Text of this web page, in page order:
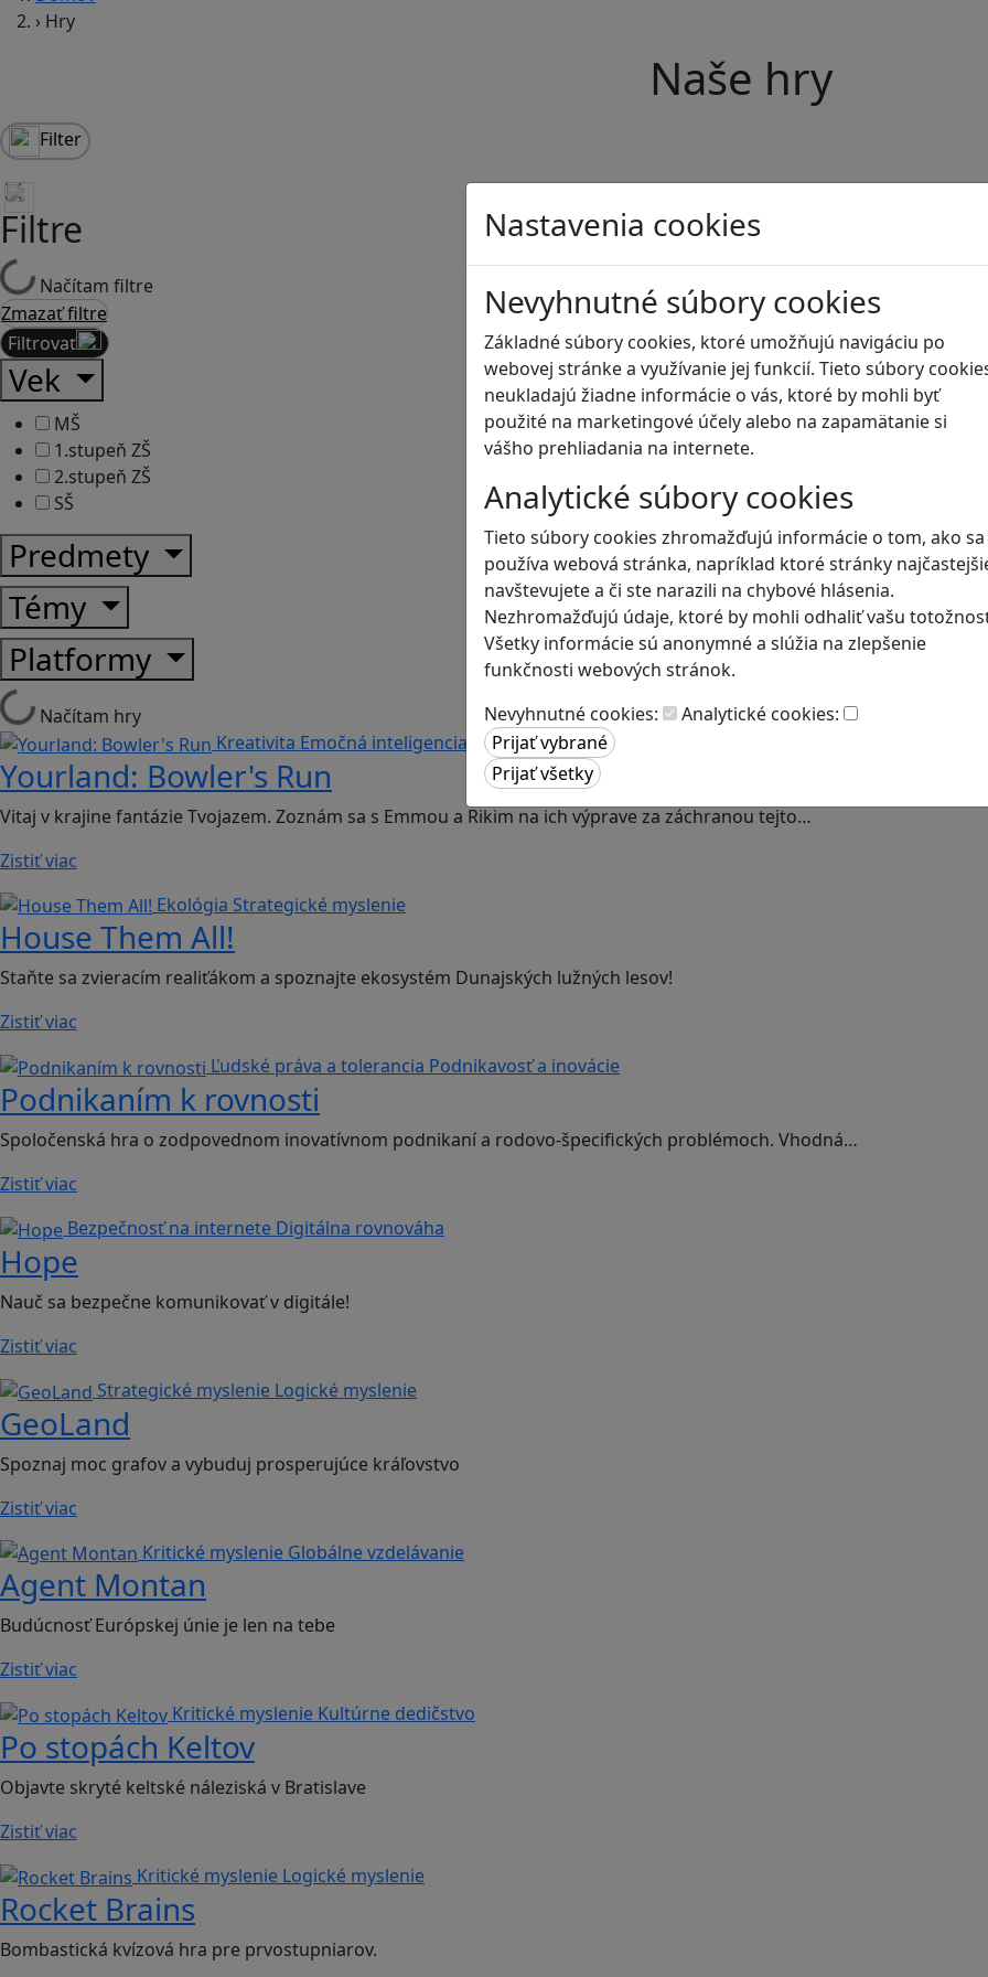
Nastavenia cookies
Nevyhnutné súbory cookies
Základné súbory cookies, ktoré umožňujú navigáciu po
webovej stránke a využívanie jej funkcií. Tieto súbory
neukladajú žiadne informácie o vás, ktoré by mohli byť
použité na marketingové účely alebo na zapamätanie si
vášho prehliadania na internete.
Analytické súbory cookies
Tieto súbory cookies zhromažďujú informácie o tom, ako sa
používa webová stránka, napríklad ktoré stránky
navštevujete a či ste narazili na chybové hlásenia.
Nezhromažďujú údaje, ktoré by mohli odhaliť vašu
Všetky informácie sú anonymné a slúžia na zlepšenie
funkčnosti webových stránok.
Nevyhnutné cookies:
Analytické cookies:
› Hry
Naše hry
Filter
Filtre
Načítam filtre
Zmazať filtre
Filtrovať
Vek
MŠ
1.stupeň ZŠ
2.stupeň ZŠ
SŠ
Predmety
Témy
Platformy
Načítam hry
Kreativita Emočná inteligencia
Yourland: Bowler's Run
Vitaj v krajine fantázie Tvojazem. Zoznám sa s Emmou a Rikim na ich výprave za záchranou tejto…
Zistiť viac
Ekológia Strategické myslenie
House Them All!
Staňte sa zvieracím realiťákom a spoznajte ekosystém Dunajských lužných lesov!
Zistiť viac
Ľudské práva a tolerancia Podnikavosť a inovácie
Podnikaním k rovnosti
Spoločenská hra o zodpovednom inovatívnom podnikaní a rodovo-špecifických problémoch. Vhodná…
Zistiť viac
Bezpečnosť na internete Digitálna rovnováha
Hope
Nauč sa bezpečne komunikovať v digitále!
Zistiť viac
Strategické myslenie Logické myslenie
GeoLand
Spoznaj moc grafov a vybuduj prosperujúce kráľovstvo
Zistiť viac
Kritické myslenie Globálne vzdelávanie
Agent Montan
Budúcnosť Európskej únie je len na tebe
Zistiť viac
Kritické myslenie Kultúrne dedičstvo
Po stopách Keltov
Objavte skryté keltské náleziská v Bratislave
Zistiť viac
Kritické myslenie Logické myslenie
Rocket Brains
Bombastická kvízová hra pre prvostupniarov.